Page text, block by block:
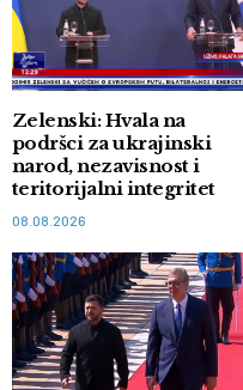
Zelenski: Hvala na
podršci za ukrajinski
narod, nezavisnost i
teritorijalni integritet
08.08.2026